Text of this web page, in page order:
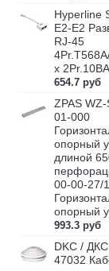
Hyperline
E2-E2
RJ-45
x
654.7 руб
ZPAS
01-000
опорный
длиной
00-00-27/
опорный
993.3 руб
DKC /
47032